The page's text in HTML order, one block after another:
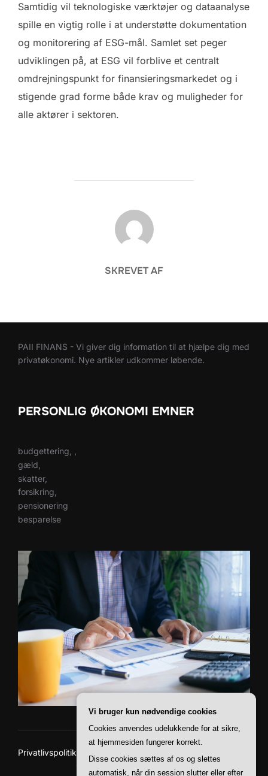
Samtidig vil teknologiske værktøjer og dataanalyse
spille en vigtig rolle i at understøtte dokumentation
og monitorering af ESG-mål. Samlet set peger
udviklingen på, at ESG vil forblive et centralt
omdrejningspunkt for finansieringsmarkedet og i
stigende grad forme både krav og muligheder for
alle aktører i sektoren.
FORFATTER
SKREVET AF
PAII FINANS - Vi giver dig information til at hjælpe dig med
privatøkonomi. Nye artikler udkommer løbende.
PERSONLIG ØKONOMI EMNER
budgettering, ,
gæld,
skatter,
forsikring,
pensionering
besparelse
Privatlivspolitik
Copyright © 2026 Paii Finans
Vi bruger kun nødvendige cookies
Cookies anvendes udelukkende for at sikre,
at hjemmesiden fungerer korrekt.
Disse cookies sættes af os og slettes
automatisk, når din session slutter eller efter